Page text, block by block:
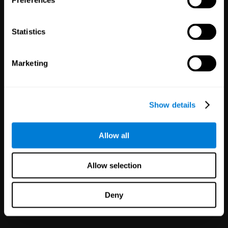
Statistics
Marketing
Show details
Allow all
Allow selection
Deny
etichetta bianca
1,120,165Utenti
pochi minuti con la tecnologia